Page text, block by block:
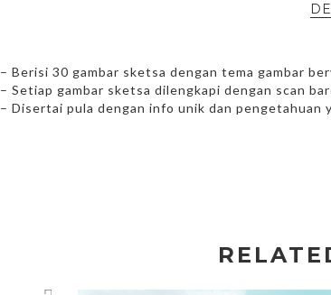
– Berisi 30 gambar sketsa dengan tema gambar
– Setiap gambar sketsa dilengkapi dengan scan
– Disertai pula dengan info unik dan pengetahuan